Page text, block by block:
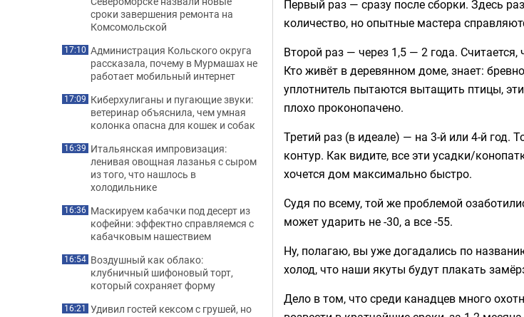
Первый раз — сразу после сборки. Здесь
количество, но опытные мастера
Второй раз — через 1,5 — 2 года.
Кто живёт в деревянном доме, знает:
уплотнитель пытаются вытащить птицы,
плохо проконопачено.
Третий раз (в идеале) — на 3-й или 4-й год.
контур. Как видите, все эти усадки/
хочется дом максимально быстро.
Судя по всему, той же проблемой
может ударить не -30, а все -55.
Ну, полагаю, вы уже догадались по
холод, что наши якуты будут плакать
Дело в том, что среди канадцев много
сроки завершения ремонта на
Комсомольской
17:10 Администрация Кольского округа
рассказала, почему в Мурмашах не
работает мобильный интернет
17:09 Киберхулиганы и пугающие звуки:
ветеринар объяснила, чем умная
колонка опасна для кошек и собак
16:39 Итальянская импровизация:
ленивая овощная лазанья с сыром
из того, что нашлось в
холодильнике
16:36 Маскируем кабачки под десерт из
кофейни: эффектно справляемся с
кабачковым нашествием
16:54 Воздушный как облако:
клубничный шифоновый торт,
который сохраняет форму
16:21 Удивил гостей кексом с грушей, но